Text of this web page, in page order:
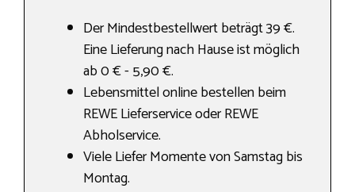
Der Mindestbestellwert beträgt 39 €.
Eine Lieferung nach Hause ist möglich
ab 0 € - 5,90 €.
Lebensmittel online bestellen beim
REWE Lieferservice oder REWE
Abholservice.
Viele Liefer Momente von Samstag bis
Montag.